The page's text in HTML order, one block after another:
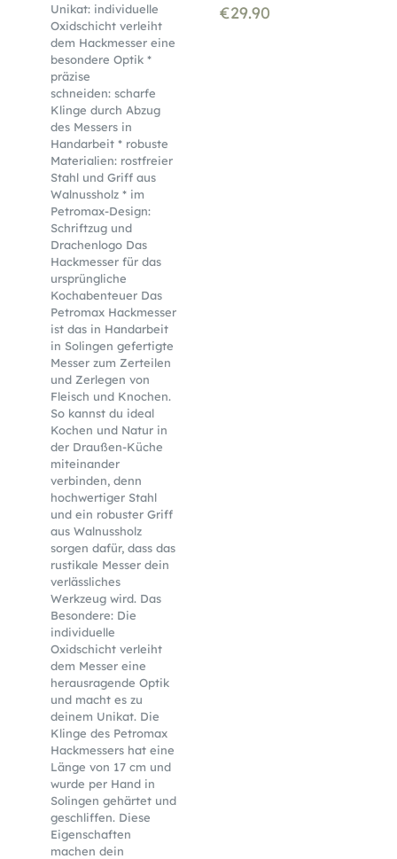
Unikat: individuelle
Oxidschicht verleiht
dem Hackmesser eine
besondere Optik *
präzise
schneiden: scharfe
Klinge durch Abzug
des Messers in
Handarbeit * robuste
Materialien: rostfreier
Stahl und Griff aus
Walnussholz * im
Petromax-Design:
Schriftzug und
Drachenlogo Das
Hackmesser für das
ursprüngliche
Kochabenteuer Das
Petromax Hackmesser
ist das in Handarbeit
in Solingen gefertigte
Messer zum Zerteilen
und Zerlegen von
Fleisch und Knochen.
So kannst du ideal
Kochen und Natur in
der Draußen-Küche
miteinander
verbinden, denn
hochwertiger Stahl
und ein robuster Griff
aus Walnussholz
sorgen dafür, dass das
rustikale Messer dein
verlässliches
Werkzeug wird. Das
Besondere: Die
individuelle
Oxidschicht verleiht
dem Messer eine
herausragende Optik
und macht es zu
deinem Unikat. Die
Klinge des Petromax
Hackmessers hat eine
Länge von 17 cm und
wurde per Hand in
Solingen gehärtet und
geschliffen. Diese
Eigenschaften
machen dein
€29.90